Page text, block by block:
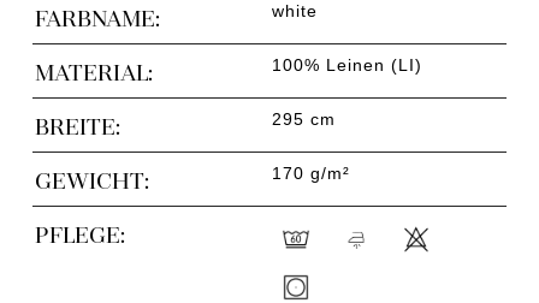
FARBNAME: white
MATERIAL: 100% Leinen (LI)
BREITE: 295 cm
GEWICHT: 170 g/m²
PFLEGE: